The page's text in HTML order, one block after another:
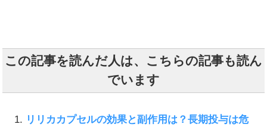
この記事を読んだ人は、こちらの記事も読ん
でいます
リリカカプセルの効果と副作用は？長期投与は危